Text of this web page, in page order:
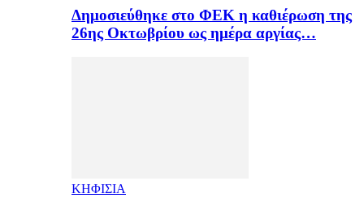
Δημοσιεύθηκε στο ΦΕΚ η καθιέρωση της
26ης Οκτωβρίου ως ημέρα αργίας…
ΚΗΦΙΣΙΑ